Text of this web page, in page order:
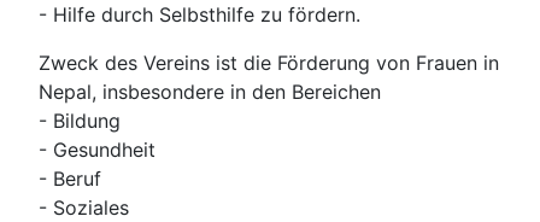
- Hilfe durch Selbsthilfe zu fördern.
Zweck des Vereins ist die Förderung von Frauen in
Nepal, insbesondere in den Bereichen
- Bildung
- Gesundheit
- Beruf
- Soziales